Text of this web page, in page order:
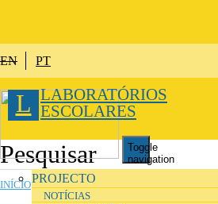
EN PT
L LABORATÓRIOS
ESCOLARES
Toggle
navigation
PROJECTO
NOTÍCIAS
ESTÁ AQUI
INÍCIO»SEGURANÇA